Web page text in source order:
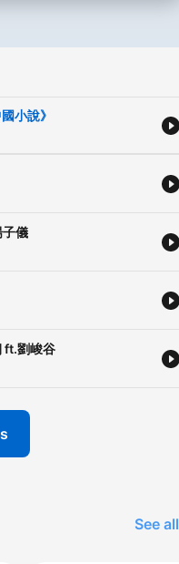
地理，各式各樣
：
美人
就給我們一點支
小說》
子儀
ft.劉峻谷
See all